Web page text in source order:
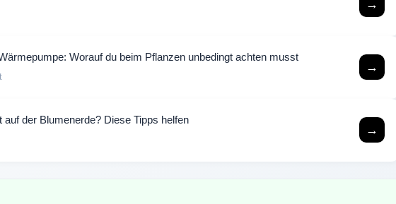
→
Worauf du beim Pflanzen unbedingt achten musst
→
der Blumenerde? Diese Tipps helfen
→